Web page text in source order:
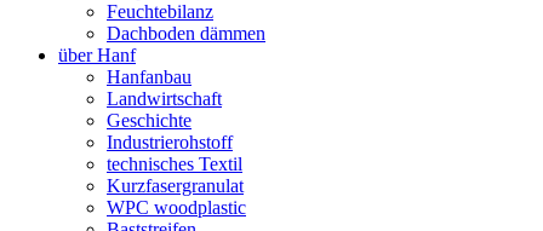
Feuchtebilanz
Dachboden dämmen
über Hanf
Hanfanbau
Landwirtschaft
Geschichte
Industrierohstoff
technisches Textil
Kurzfasergranulat
WPC woodplastic